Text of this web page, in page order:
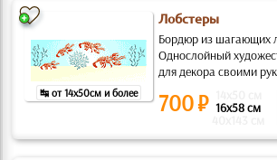
↹ от 14x50см и более
Лобстеры
Бордюр из шагающих
Однослойный
для декора своими
700 ₽ 16x58 см